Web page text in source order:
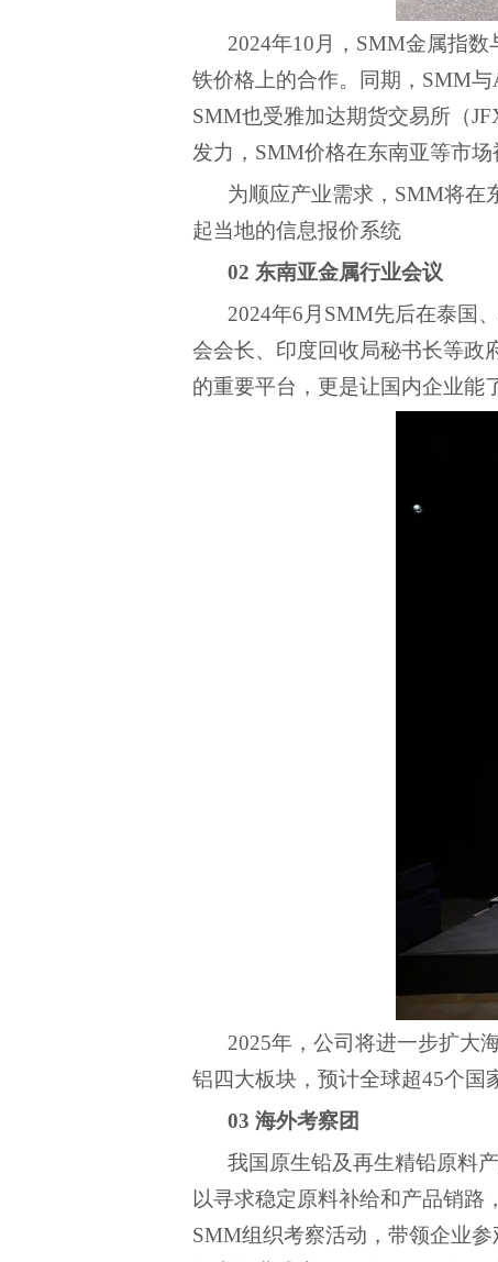
2024年10月，SMM金属指数
铁价格上的合作。同期， SMM与
SMM也受雅加达期货交易所（
发力，SMM价格在东南亚等市
为顺应产业需求， SMM将在
起当地的信息报价系统
02 东南亚金属行业会议
2024年6月SMM先后在泰国
会会长、印度回收局秘书长等政
的重要平台，更是让国内企业能
2025年，公司将进一步扩大
铝四大板块，预计全球超45个国
03 海外考察团
我国原生铅及再生精铅原料
以寻求稳定原料补给和产品销路
SMM组织考察活动，带领企业参